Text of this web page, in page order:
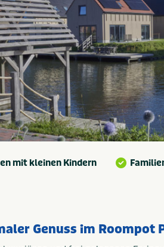
mit kleinen Kindern
Genuss im Roompot